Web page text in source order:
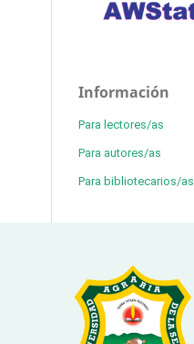
Información
Para lectores/as
Para autores/as
Para bibliotecarios/as